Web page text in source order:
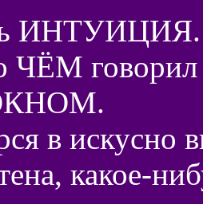
ИНТУИЦИЯ.
ЧЁМ говорил
в искусно
какое-